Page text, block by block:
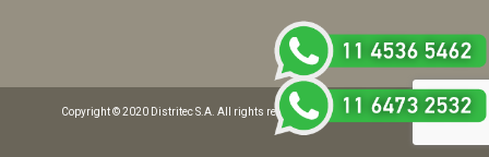
Copyright © 2020 Distritec S.A. All rights reserved. Design by ilitia.com.ar